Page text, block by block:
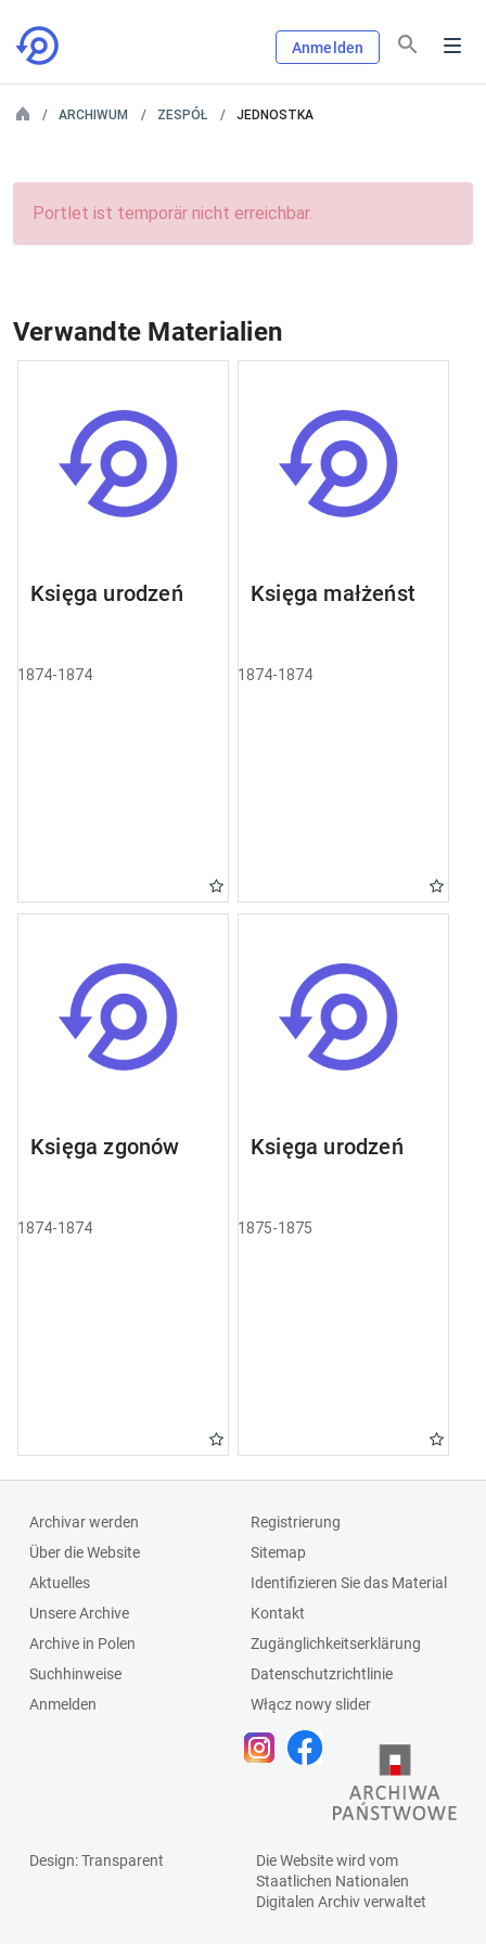
Anmelden
ARCHIWUM ZESPÓŁ JEDNOSTKA
Portlet ist temporär nicht erreichbar.
Verwandte Materialien
Księga urodzeń
1874-1874
Księga małżeństw
1874-1874
Księga zgonów
1874-1874
Księga urodzeń
1875-1875
Archivar werden
Über die Website
Aktuelles
Unsere Archive
Archive in Polen
Suchhinweise
Anmelden
Registrierung
Sitemap
Identifizieren Sie das Material
Kontakt
Zugänglichkeitserklärung
Datenschutzrichtlinie
Włącz nowy slider
Design: Transparent
Die Website wird vom
Staatlichen Nationalen
Digitalen Archivverwaltet